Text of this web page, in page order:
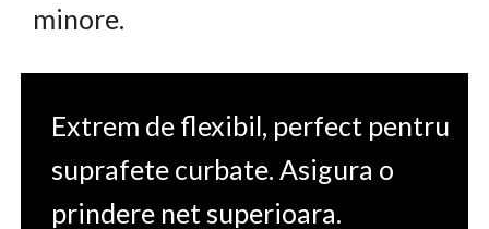
minore.
Extrem de flexibil, perfect pentru
suprafete curbate. Asigura o
prindere net superioara.